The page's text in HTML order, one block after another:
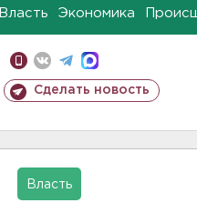
Власть Экономика
Сделать новость
Власть